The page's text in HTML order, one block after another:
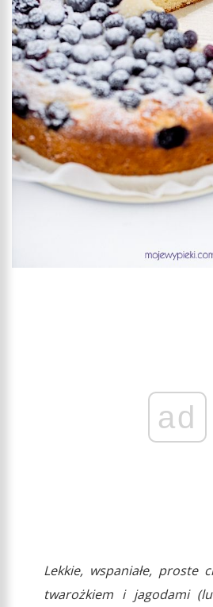
ad
Lekkie, wspaniałe, proste
twarożkiem i jagodami